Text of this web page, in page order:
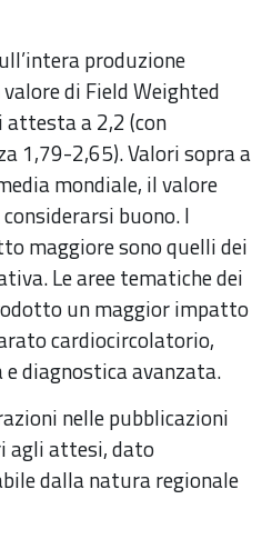
produzione
di Field Weighted
a 2,2 (con
1,79-2,65). Valori sopra a
mondiale, il valore
buono. I
maggiore sono quelli dei
Le aree tematiche dei
un maggior impatto
cardiocircolatorio,
diagnostica avanzata.
nelle pubblicazioni
agli attesi, dato
dalla natura regionale